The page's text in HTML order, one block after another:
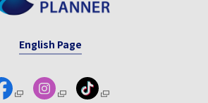
English Page